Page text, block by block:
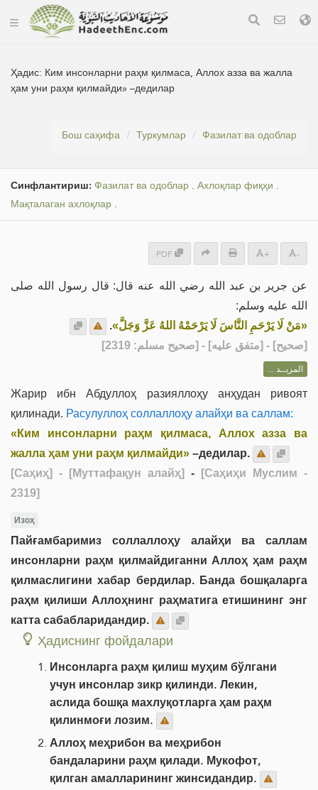
Ҳадис: Ким инсонларни раҳм қилмаса, Аллох азза ва жалла
ҳам уни раҳм қилмайди» –дедилар
Бош саҳифа Туркумлар Фазилат ва одоблар
Синфлантириш: Фазилат ва одоблар . Ахлоқлар фиқҳи .
Мақталаган ахлоқлар .
PDF + -
عن جرير بن عبد الله رضي الله عنه قال: قال رسول الله صلى
الله عليه وسلم:
«مَنْ لَا يَرْحَمِ النَّاسَ لَا يَرْحَمْهُ اللهُ عَزَّ وَجَلَّ».
[صحيح] - [متفق عليه] - [صحيح مسلم: 2319]
المزيــد ...
Жарир ибн Абдуллоҳ разияллоҳу анҳудан ривоят
қилинади. Расулуллоҳ соллаллоҳу алайҳи ва саллам:
«Ким инсонларни раҳм қилмаса, Аллох азза ва
жалла ҳам уни раҳм қилмайди» –дедилар.
[Саҳиҳ]
- [Муттафақун алайҳ] -
[Саҳиҳи Муслим -
2319]
Изоҳ
Пайғамбаримиз соллаллоҳу алайҳи ва саллам
инсонларни раҳм қилмайдиганни Аллоҳ ҳам раҳм
қилмаслигини хабар бердилар. Банда бошқаларга
раҳм қилиши Аллоҳнинг раҳматига етишининг энг
катта сабабларидандир.
Ҳадиснинг фойдалари
Инсонларга раҳм қилиш муҳим бўлгани
учун инсонлар зикр қилинди. Лекин,
аслида бошқа махлуқотларга ҳам раҳм
қилинмоғи лозим.
Аллоҳ меҳрибон ва меҳрибон
бандаларини раҳм қилади. Мукофот,
қилган амалларининг жинсидандир.